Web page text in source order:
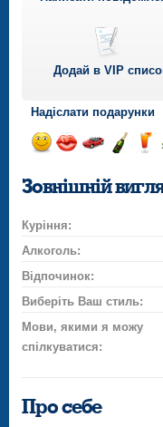
Додай в VIP
Надіслати подарунки
посмішкупоцілунок
на
автомобілі
Зовнішній
Куріння:
Алкоголь:
Відпочинок:
Виберіть Ваш стиль:
Мови, якими я можу
спілкуватися:
Про себе